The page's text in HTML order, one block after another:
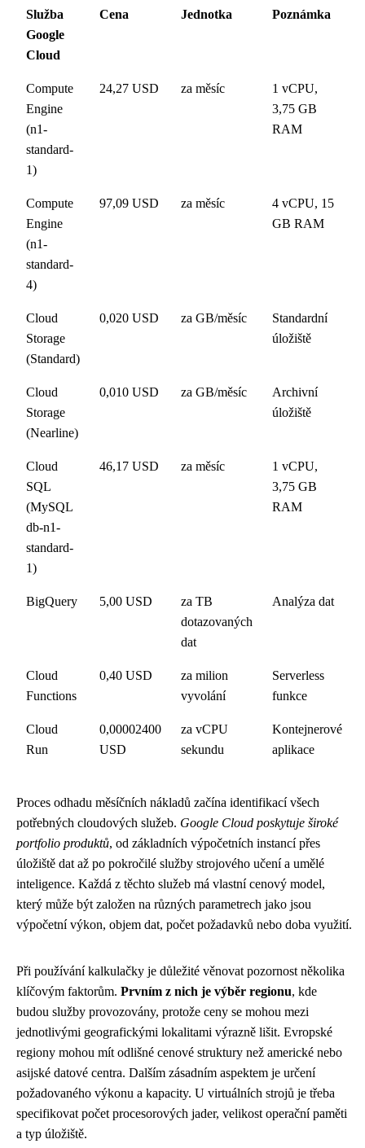
Služba
Google
Cloud
Cena Jednotka Poznámka
Compute
Engine
(n1-
standard-
1)
24,27 USD za měsíc
1 vCPU,
3,75 GB
RAM
Compute
Engine
(n1-
standard-
4)
97,09 USD za měsíc
4 vCPU, 15
GB RAM
Cloud
Storage
(Standard)
0,020 USD za GB/měsíc
Standardní
úložiště
Cloud
Storage
(Nearline)
0,010 USD za GB/měsíc
Archivní
úložiště
Cloud
SQL
(MySQL
db-n1-
standard-
1)
46,17 USD za měsíc
1 vCPU,
3,75 GB
RAM
BigQuery 5,00 USD
za TB
dotazovaných
dat
Analýza dat
Cloud
Functions
0,40 USD
za milion
vyvolání
Serverless
funkce
Cloud
Run
0,00002400
USD
za vCPU
sekundu
Kontejnerové
aplikace
Proces odhadu měsíčních nákladů začína identifikací všech
potřebných cloudových služeb. Google Cloud poskytuje široké
portfolio produktů, od základních výpočetních instancí přes
úložiště dat až po pokročilé služby strojového učení a umělé
inteligence. Každá z těchto služeb má vlastní cenový model,
který může být založen na různých parametrech jako jsou
výpočetní výkon, objem dat, počet požadavků nebo doba využití.
Při používání kalkulačky je důležité věnovat pozornost několika
klíčovým faktorům. Prvním z nich je výběr regionu, kde
budou služby provozovány, protože ceny se mohou mezi
jednotlivými geografickými lokalitami výrazně lišit. Evropské
regiony mohou mít odlišné cenové struktury než americké nebo
asijské datové centra. Dalším zásadním aspektem je určení
požadovaného výkonu a kapacity. U virtuálních strojů je třeba
specifikovat počet procesorových jader, velikost operační paměti
a typ úložiště.